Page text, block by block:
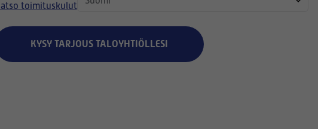
toimituskulut
KYSY TARJOUS TALOYHTIÖLLESI